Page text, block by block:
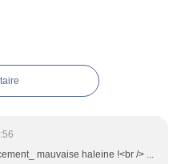
mauvaise haleine !<br /> ...